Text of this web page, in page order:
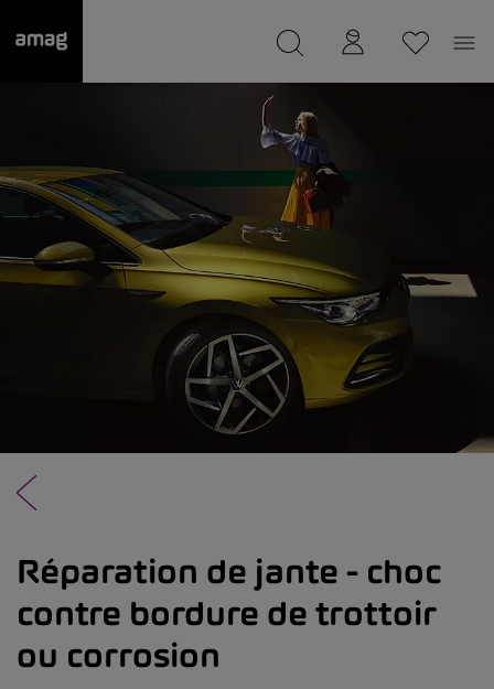
Réparation de jante - choc
contre bordure de trottoir
ou corrosion